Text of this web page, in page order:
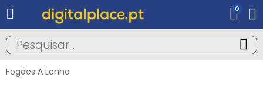
0
Fogões A Lenha